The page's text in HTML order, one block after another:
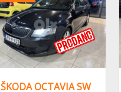
ŠKODA OCTAVIA SW